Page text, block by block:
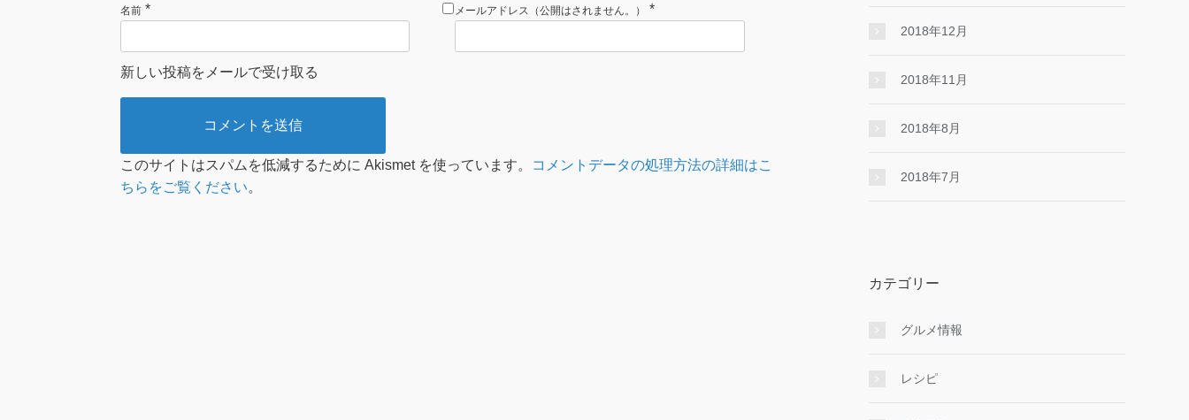
名前 * メールアドレス（公開はされません。） *
新しい投稿をメールで受け取る
このサイトはスパムを低減するために Akismet を使っています。
コメントデータの処理方法の詳細はこ
ちらをご覧ください。
2018年12月
2018年11月
2018年8月
2018年7月
カテゴリー
グルメ情報
レシピ